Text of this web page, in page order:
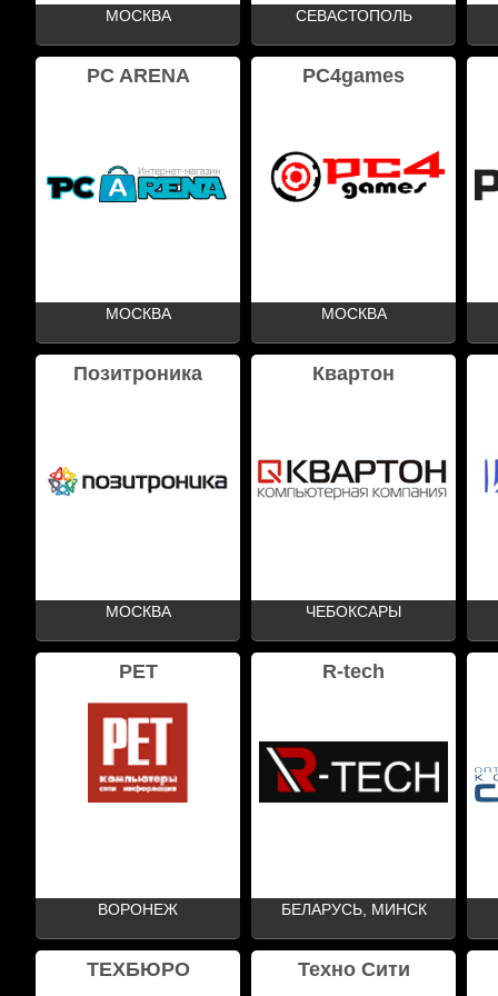
МОСКВА СЕВАСТОПОЛЬ
PC ARENA
МОСКВА
PC4games
МОСКВА
Позитроника
МОСКВА
Квартон
ЧЕБОКСАРЫ
РЕТ
ВОРОНЕЖ
R-tech
БЕЛАРУСЬ, МИНСК
ТЕХБЮРО Техно Сити